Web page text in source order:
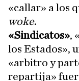
«callar» a los
woke.
«Sindicatos»,
los Estados»,
«arbitro y
repartija»